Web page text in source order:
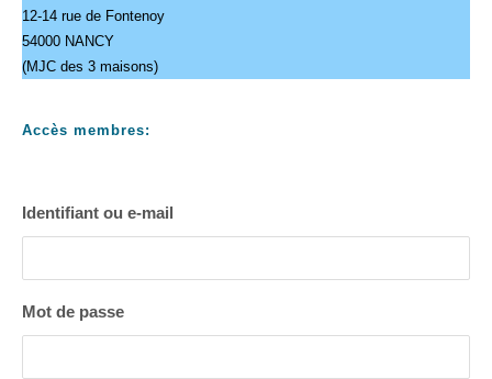
12-14 rue de Fontenoy
54000 NANCY
(MJC des 3 maisons)
Accès membres:
Identifiant ou e-mail
Mot de passe